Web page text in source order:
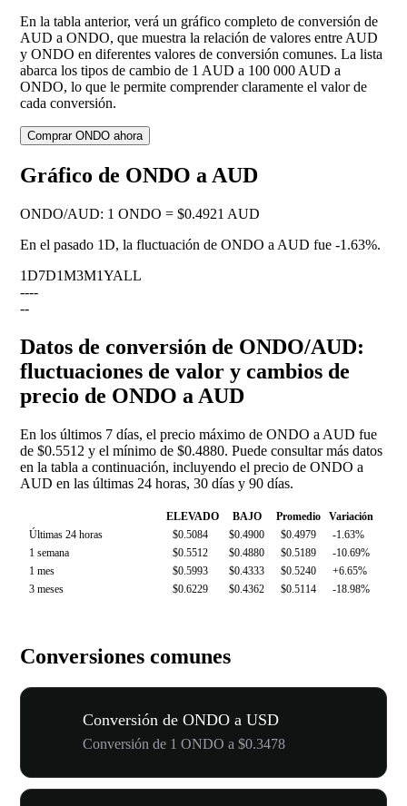
En la tabla anterior, verá un gráfico completo de conversión de
AUD a ONDO, que muestra la relación de valores entre AUD
y ONDO en diferentes valores de conversión comunes. La lista
abarca los tipos de cambio de 1 AUD a 100 000 AUD a
ONDO, lo que le permite comprender claramente el valor de
cada conversión.
Comprar ONDO ahora
Gráfico de ONDO a AUD
ONDO/AUD: 1 ONDO = $0.4921 AUD
En el pasado 1D, la fluctuación de ONDO a AUD fue -1.63%.
1D7D1M3M1YALL
----
--
Datos de conversión de ONDO/AUD:
fluctuaciones de valor y cambios de
precio de ONDO a AUD
En los últimos 7 días, el precio máximo de ONDO a AUD fue
de $0.5512 y el mínimo de $0.4880. Puede consultar más datos
en la tabla a continuación, incluyendo el precio de ONDO a
AUD en las últimas 24 horas, 30 días y 90 días.
ELEVADO BAJO Promedio
Variación
Últimas 24 horas
$0.5084 $0.4900 $0.4979
-1.63%
1 semana
$0.5512 $0.4880 $0.5189
-10.69%
1 mes
$0.5993 $0.4333 $0.5240
+6.65%
3 meses
$0.6229 $0.4362 $0.5114 -18.98%
Conversiones comunes
Conversión de ONDO a USD
Conversión de 1 ONDO a $0.3478